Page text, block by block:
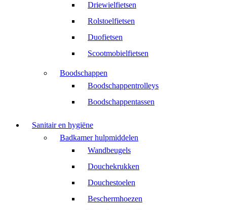
Driewielfietsen
Rolstoelfietsen
Duofietsen
Scootmobielfietsen
Boodschappen
Boodschappentrolleys
Boodschappentassen
Sanitair en hygiëne
Badkamer hulpmiddelen
Wandbeugels
Douchekrukken
Douchestoelen
Beschermhoezen